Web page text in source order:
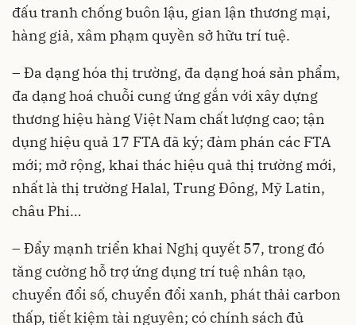
đấu tranh chống buôn lậu, gian lận thương mại,
hàng giả, xâm phạm quyền sở hữu trí tuệ.
– Đa dạng hóa thị trường, đa dạng hoá sản phẩm,
đa dạng hoá chuỗi cung ứng gắn với xây dựng
thương hiệu hàng Việt Nam chất lượng cao; tận
dụng hiệu quả 17 FTA đã ký; đàm phán các FTA
mới; mở rộng, khai thác hiệu quả thị trường mới,
nhất là thị trường Halal, Trung Đông, Mỹ Latin,
châu Phi…
– Đẩy mạnh triển khai Nghị quyết 57, trong đó
tăng cường hỗ trợ ứng dụng trí tuệ nhân tạo,
chuyển đổi số, chuyển đổi xanh, phát thải carbon
thấp, tiết kiệm tài nguyên; có chính sách đủ